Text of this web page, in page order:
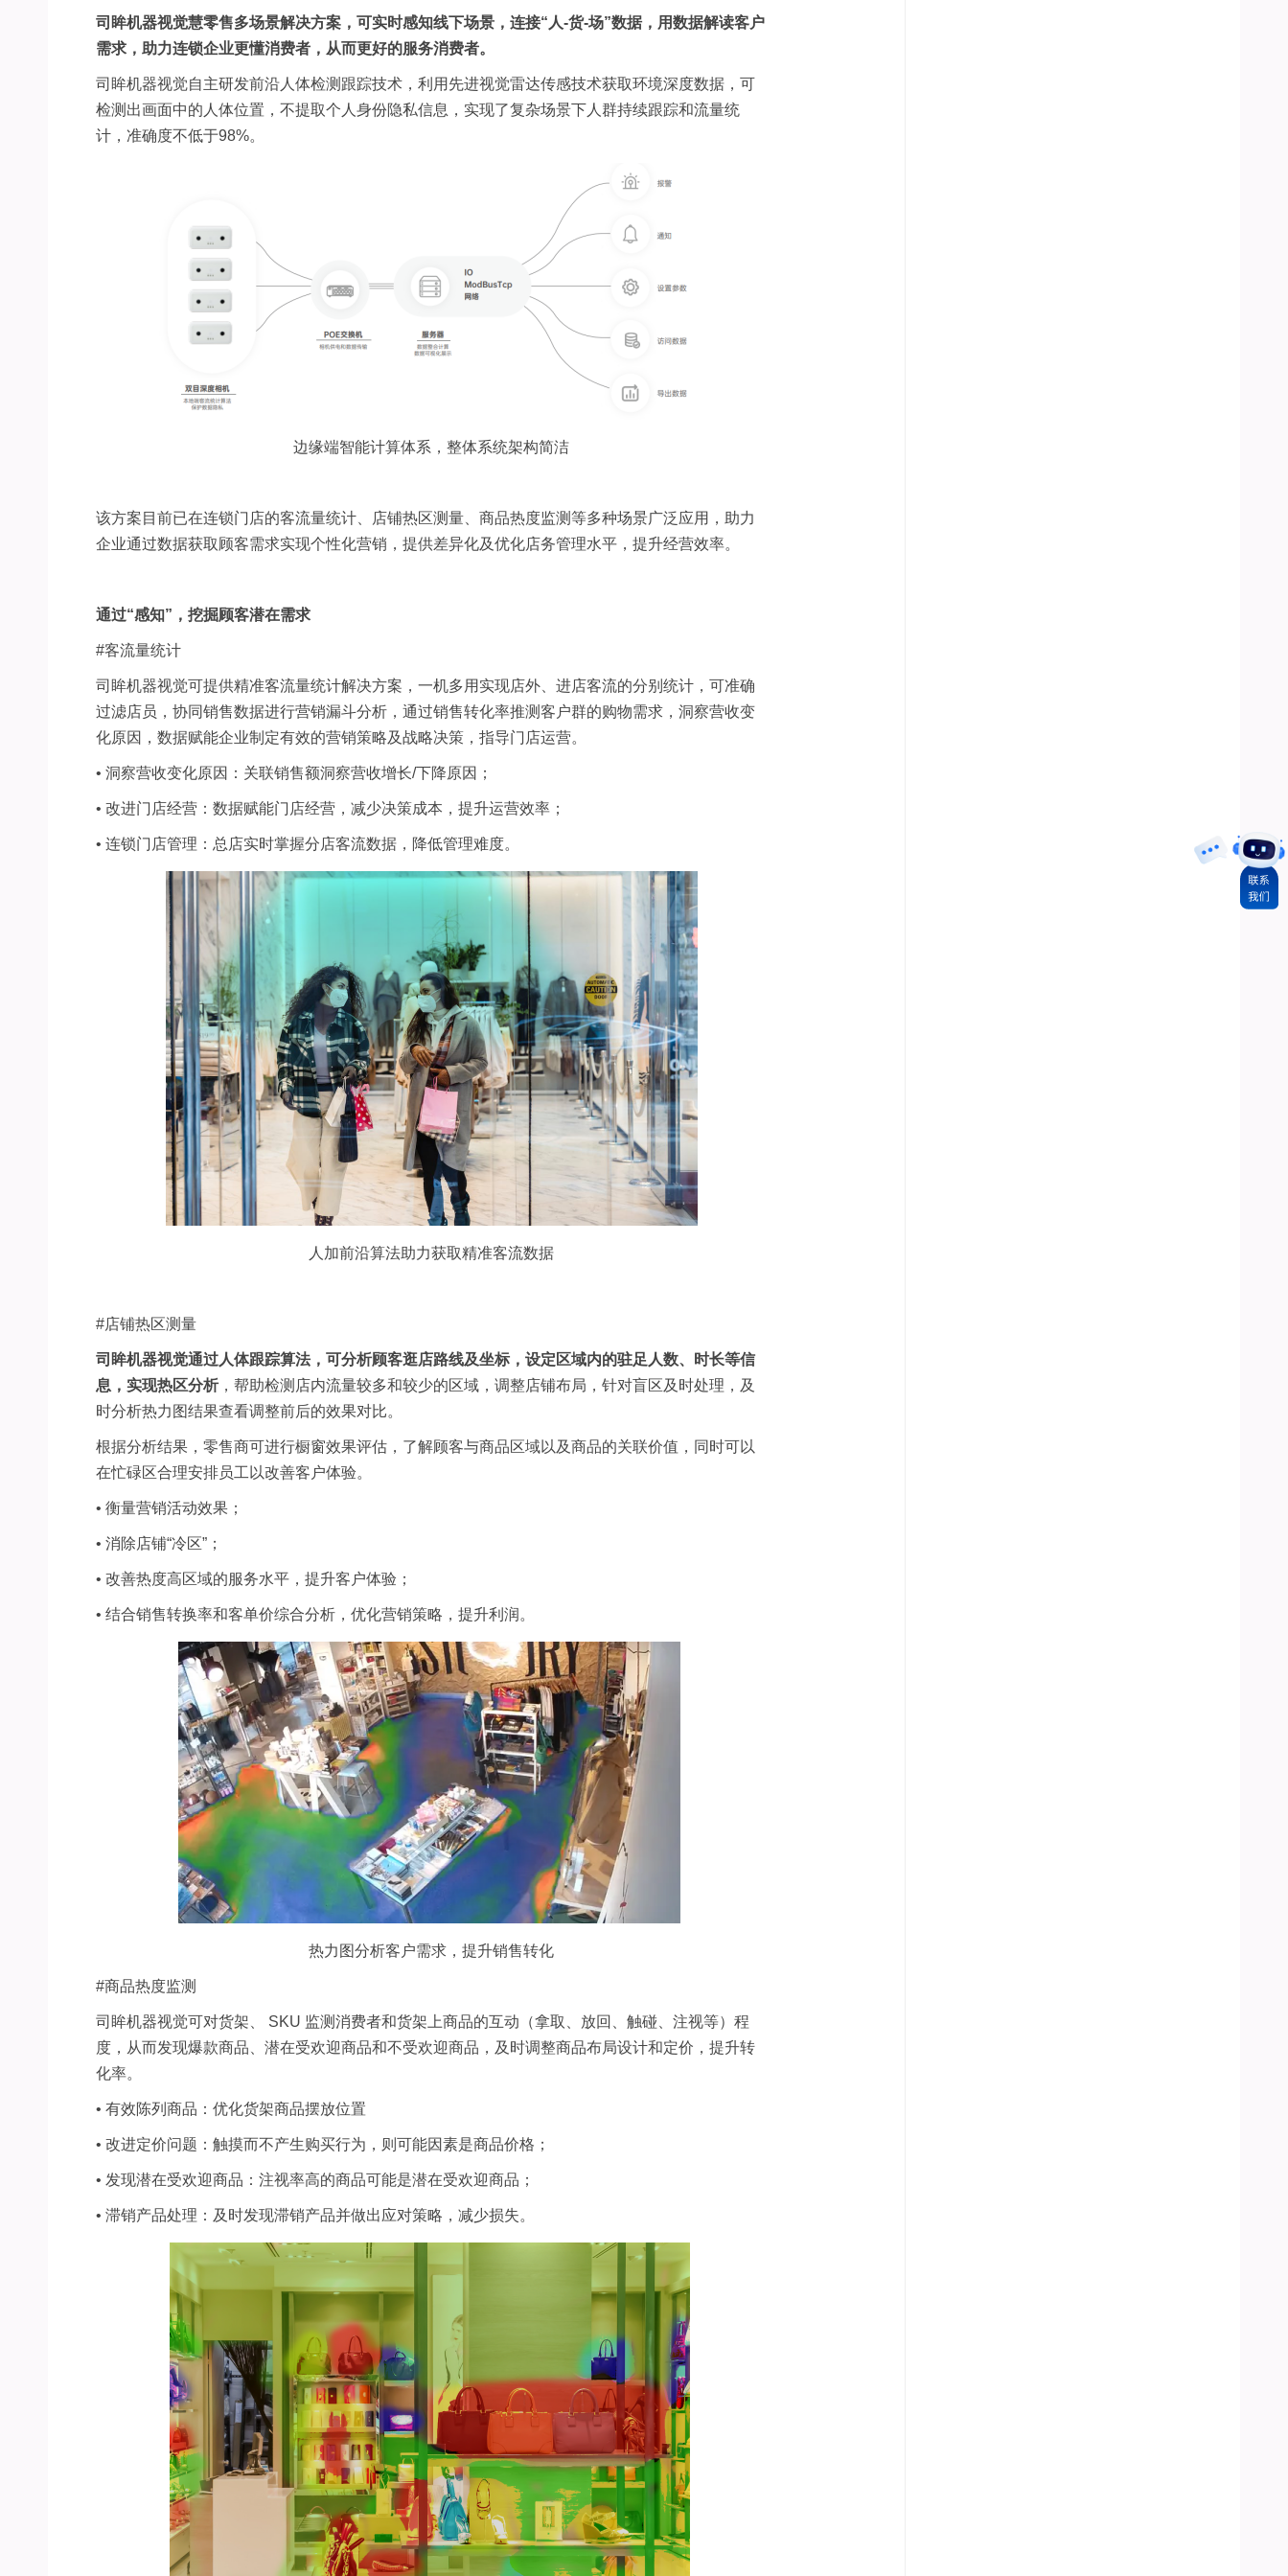
司眸机器视觉慧零售多场景解决方案，可实时感知线下场景，连接“ 人-货-场”数据，用数据解读客户
需求，助力连锁企业更懂消费者，从而更好的服务消费者。
司眸机器视觉自主研发前沿人体检测跟踪技术，利用先进视觉雷达传感技术获取环境深度数据，可
检测出画面中的人体位置，不提取个人身份隐私信息，实现了复杂场景下人群持续跟踪和流量统
计，准确度不低于98%。
边缘端智能计算体系，整体系统架构简洁
该方案目前已在连锁门店的客流量统计、店铺热区测量、商品热度监测等多种场景广泛应用，助力
企业通过数据获取顾客需求实现个性化营销，提供差异化及优化店务管理水平，提升经营效率。
通过“感知” ，挖掘顾客潜在需求
#客流量统计
司眸机器视觉可提供精准客流量统计解决方案，一机多用实现店外、进店客流的分别统计，可准确
过滤店员，协同销售数据进行营销漏斗分析，通过销售转化率推测客户群的购物需求，洞察营收变
化原因，数据赋能企业制定有效的营销策略及战略决策，指导门店运营。
• 洞察营收变化原因：关联销售额洞察营收增长/下降原因；
• 改进门店经营：数据赋能门店经营，减少决策成本，提升运营效率；
• 连锁门店管理：总店实时掌握分店客流数据，降低管理难度。
人加前沿算法助力获取精准客流数据
#店铺热区测量
司眸机器视觉通过人体跟踪算法，可分析顾客逛店路线及坐标，设定区域内的驻足人数、时长等信
息，实现热区分析，帮助检测店内流量较多和较少的区域，调整店铺布局，针对盲区及时处理，及
时分析热力图结果查看调整前后的效果对比。
根据分析结果，零售商可进行橱窗效果评估，了解顾客与商品区域以及商品的关联价值，同时可以
在忙碌区合理安排员工以改善客户体验。
• 衡量营销活动效果；
• 消除店铺“冷区” ；
• 改善热度高区域的服务水平，提升客户体验；
• 结合销售转换率和客单价综合分析，优化营销策略，提升利润。
热力图分析客户需求，提升销售转化
#商品热度监测
司眸机器视觉可对货架、 SKU 监测消费者和货架上商品的互动（拿取、放回、触碰、注视等）程
度，从而发现爆款商品、潜在受欢迎商品和不受欢迎商品，及时调整商品布局设计和定价，提升转
化率。
• 有效陈列商品：优化货架商品摆放位置
• 改进定价问题：触摸而不产生购买行为，则可能因素是商品价格；
• 发现潜在受欢迎商品：注视率高的商品可能是潜在受欢迎商品；
• 滞销产品处理：及时发现滞销产品并做出应对策略，减少损失。